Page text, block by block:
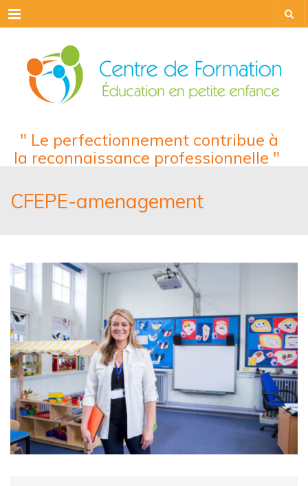
Menu
" Le perfectionnement contribue à
la reconnaissance professionnelle "
CFEPE-amenagement